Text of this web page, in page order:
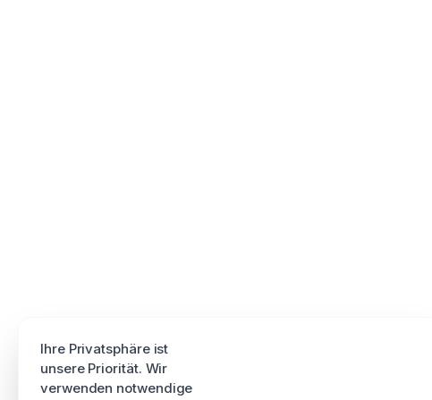
Ihre Privatsphäre ist
unsere Priorität. Wir
verwenden notwendige